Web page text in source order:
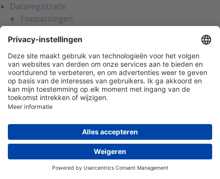
Dataregistratie
Toepassingen
Farmaceutische industrie
Ziekenhuizen en privéklinieken
Voedingsmiddelenindustrie
Opslag- en transport
Musea
Industriële processen
Handmeters
Rookgasanalysemeters
Gasdruk(verschil)meters